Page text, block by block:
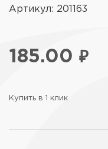
Артикул: 201163
185.00 ₽
Купить в 1 клик